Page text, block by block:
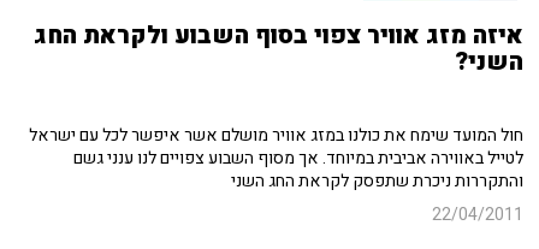
איזה מזג אוויר צפוי בסוף השבוע ולקראת החג
השני?
חול המועד שימח את כולנו במזג אוויר מושלם אשר איפשר לכל עם ישראל
לטייל באווירה אביבית במיוחד. אך מסוף השבוע צפויים לנו ענני גשם
והתקררות ניכרת שתפסק לקראת החג השני
22/04/2011